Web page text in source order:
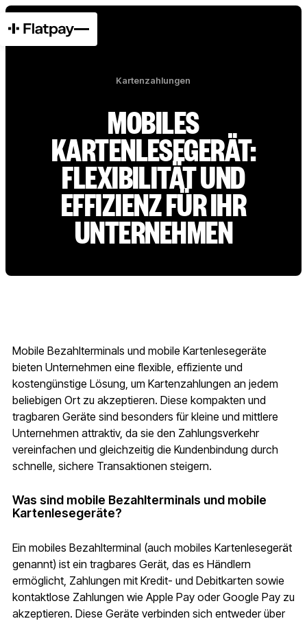
Kartenzahlungen
MOBILES
KARTENLESEGERÄT:
FLEXIBILITÄT UND
EFFIZIENZ FÜR IHR
UNTERNEHMEN
Mobile Bezahlterminals und mobile Kartenlesegeräte
bieten Unternehmen eine flexible, effiziente und
kostengünstige Lösung, um Kartenzahlungen an jedem
beliebigen Ort zu akzeptieren. Diese kompakten und
tragbaren Geräte sind besonders für kleine und mittlere
Unternehmen attraktiv, da sie den Zahlungsverkehr
vereinfachen und gleichzeitig die Kundenbindung durch
schnelle, sichere Transaktionen steigern.
Was sind mobile Bezahlterminals und mobile
Kartenlesegeräte?
Ein mobiles Bezahlterminal (auch mobiles Kartenlesegerät
genannt) ist ein tragbares Gerät, das es Händlern
ermöglicht, Zahlungen mit Kredit- und Debitkarten sowie
kontaktlose Zahlungen wie Apple Pay oder Google Pay zu
akzeptieren. Diese Geräte verbinden sich entweder über